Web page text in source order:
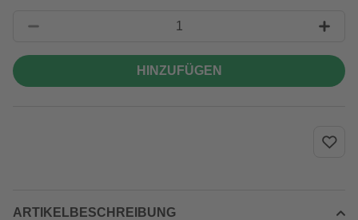
HINZUFÜGEN
ARTIKELBESCHREIBUNG